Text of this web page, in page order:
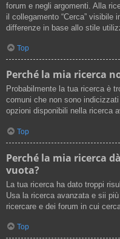
forum e negli argomenti. Alla
il collegamento “Cerca” visibile
differenze in base allo stile
Top
Perché la mia ricerca
Probabilmente la tua ricerca è
comuni che non sono
opzioni disponibili nella ricerca
Top
Perché la mia ricerca
vuota?
La tua ricerca ha dato troppi
Usa la ricerca avanzata e sii
ricercare e dei forum in cui
Top